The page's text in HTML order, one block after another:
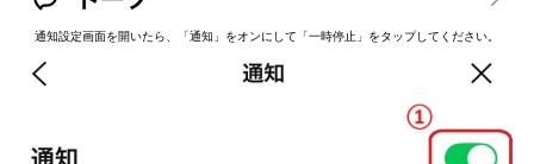
通知設定画面を開いたら、「通知」をオンにして「一時停止」をタップしてください。